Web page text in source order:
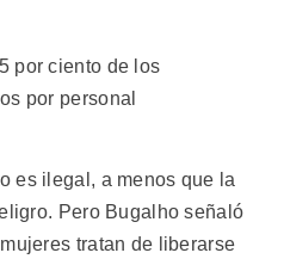
por ciento de los
por personal
es ilegal, a menos que la
Pero Bugalho señaló
tratan de liberarse